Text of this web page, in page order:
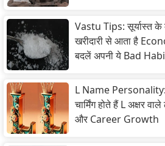
Vastu Tips: सूर्यास्त के
खरीदारी से आता है
बदलें अपनी ये Bad
L Name
चार्मिंग होते हैं L अक्षर
और Career Growth